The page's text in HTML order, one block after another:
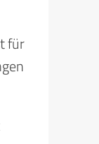
für